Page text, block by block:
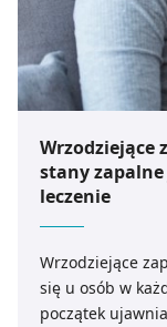
Wrzodziejące
stany
leczenie
Wrzodziejące
się u osób w
początek